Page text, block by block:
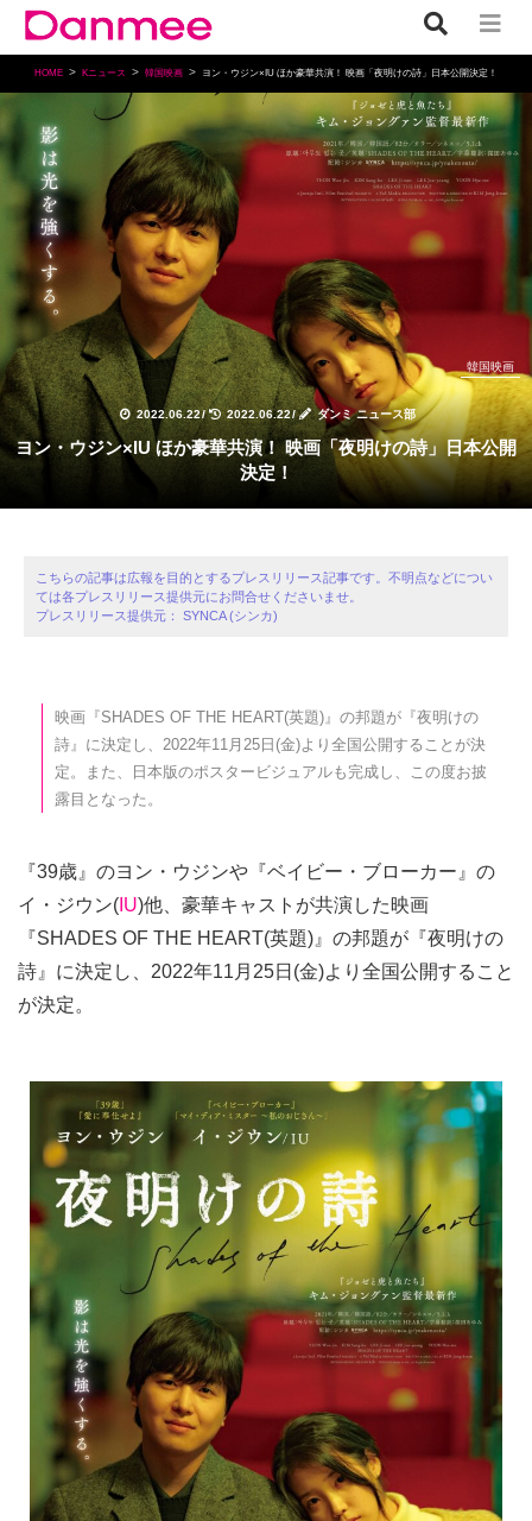
HOME Kニュース 韓国映画 ヨン・ウジン×IU ほか豪華共演！ 映画「夜明けの詩」日本公開決定！
2022.06.22/ 2022.06.22/ ダンミ ニュース部
韓国映画
ヨン・ウジン×IU ほか豪華共演！ 映画「夜明けの詩」日本公開
決定！
こちらの記事は広報を目的とするプレスリリース記事です。不明点などについ
ては各プレスリリース提供元にお問合せくださいませ。
プレスリリース提供元： SYNCA (シンカ)
映画『SHADES OF THE HEART(英題)』の邦題が『夜明けの
詩』に決定し、2022年11月25日(金)より全国公開することが決
定。また、日本版のポスタービジュアルも完成し、この度お披
露目となった。
『39歳』のヨン・ウジンや『ベイビー・ブローカー』の
イ・ジウン( IU)他、豪華キャストが共演した映画
『SHADES OF THE HEART(英題)』の邦題が『夜明けの
詩』に決定し、2022年11月25日(金)より全国公開すること
が決定。